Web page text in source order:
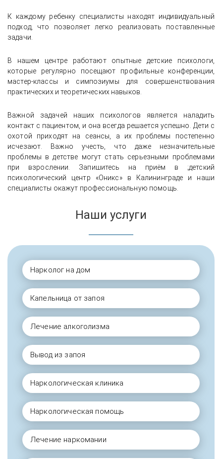
К каждому ребенку специалисты находят индивидуальный
подход, что позволяет легко реализовать поставленные
задачи.
В нашем центре работают опытные детские психологи,
которые регулярно посещают профильные конференции,
мастер-классы и симпозиумы для совершенствования
практических и теоретических навыков.
Важной задачей наших психологов является наладить
контакт с пациентом, и она всегда решается успешно. Дети с
охотой приходят на сеансы, а их проблемы постепенно
исчезают. Важно учесть, что даже незначительные
проблемы в детстве могут стать серьезными проблемами
при взрослении. Запишитесь на приём в ;детский
психологический центр «Оникс» в Калининграде и наши
специалисты окажут профессиональную помощь.
Наши услуги
Нарколог на дом
Капельница от запоя
Лечение алкоголизма
Вывод из запоя
Наркологическая клиника
Наркологическая помощь
Лечение наркомании